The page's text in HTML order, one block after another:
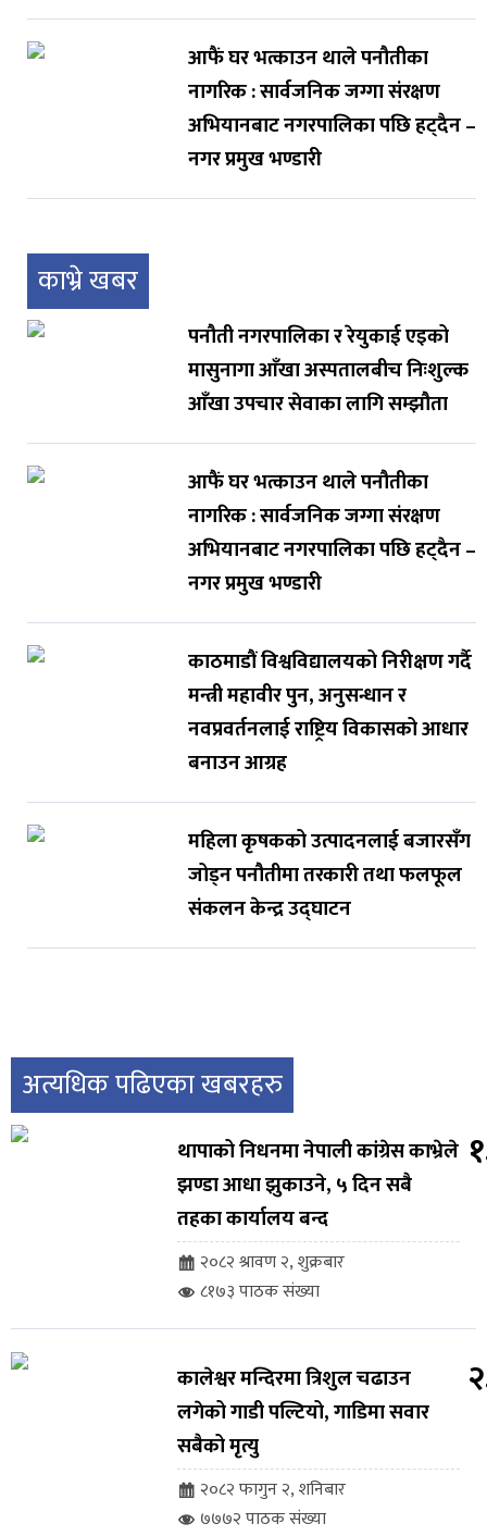
आफैं घर भत्काउन थाले पनौतीका
नागरिक : सार्वजनिक जग्गा संरक्षण
अभियानबाट नगरपालिका पछि हट्दैन –
नगर प्रमुख भण्डारी
काभ्रे खबर
पनौती नगरपालिका र रेयुकाई एइको
मासुनागा आँखा अस्पतालबीच निःशुल्क
आँखा उपचार सेवाका लागि सम्झौता
आफैं घर भत्काउन थाले पनौतीका
नागरिक : सार्वजनिक जग्गा संरक्षण
अभियानबाट नगरपालिका पछि हट्दैन –
नगर प्रमुख भण्डारी
काठमाडौं विश्वविद्यालयको निरीक्षण गर्दै
मन्त्री महावीर पुन, अनुसन्धान र
नवप्रवर्तनलाई राष्ट्रिय विकासको आधार
बनाउन आग्रह
महिला कृषकको उत्पादनलाई बजारसँग
जोड्न पनौतीमा तरकारी तथा फलफूल
संकलन केन्द्र उद्घाटन
अत्यधिक पढिएका खबरहरु
थापाको निधनमा नेपाली कांग्रेस काभ्रेले
झण्डा आधा झुकाउने, ५ दिन सबै
तहका कार्यालय बन्द
२०८२ श्रावण २, शुक्रबार
८१७३ पाठक संख्या
कालेश्वर मन्दिरमा त्रिशुल चढाउन
लगेको गाडी पल्टियो, गाडिमा सवार
सबैको मृत्यु
२०८२ फागुन २, शनिबार
७७७२ पाठक संख्या